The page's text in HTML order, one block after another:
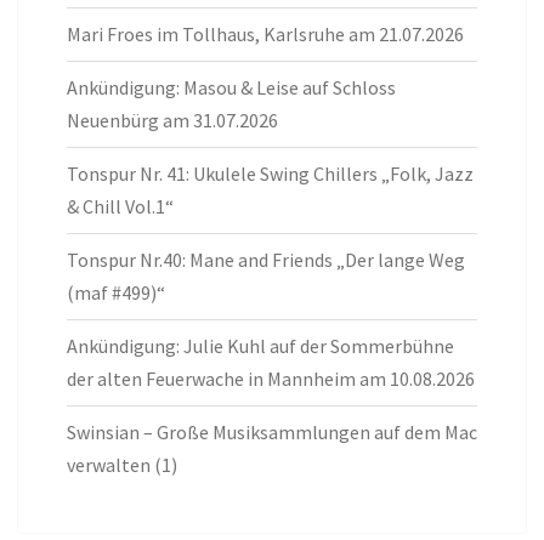
Mari Froes im Tollhaus, Karlsruhe am 21.07.2026
Ankündigung: Masou & Leise auf Schloss
Neuenbürg am 31.07.2026
Tonspur Nr. 41: Ukulele Swing Chillers „Folk, Jazz
& Chill Vol.1“
Tonspur Nr.40: Mane and Friends „Der lange Weg
(maf #499)“
Ankündigung: Julie Kuhl auf der Sommerbühne
der alten Feuerwache in Mannheim am 10.08.2026
Swinsian – Große Musiksammlungen auf dem Mac
verwalten (1)